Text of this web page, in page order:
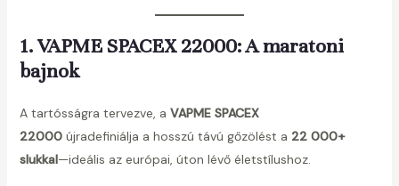
1. VAPME SPACEX 22000: A maratoni
bajnok
A tartósságra tervezve, a VAPME SPACEX
22000újradefiniálja a hosszú távú gőzölést a 22 000+
slukkal—ideális az európai, úton lévő életstílushoz.